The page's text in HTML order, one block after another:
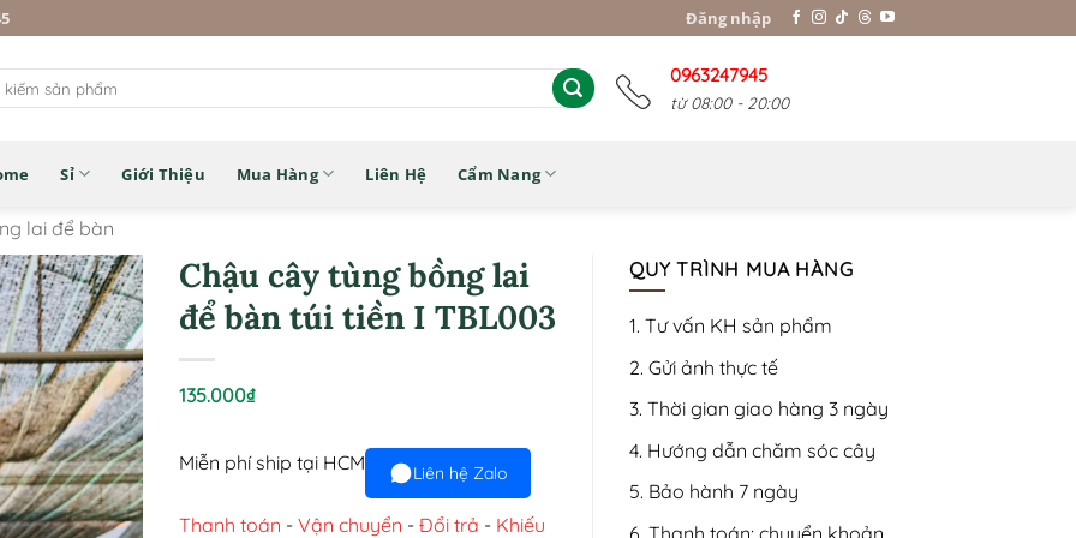
Đăng nhập
0963247945
từ 08:00 - 20:00
Sỉ Giới Thiệu Mua Hàng Liên Hệ Cẩm Nang
lai để bàn
Chậu cây tùng bồng lai
để bàn túi tiền I TBL003
135.000₫
Liên hệ Zalo
Miễn phí ship tại HCM
Thanh toán - Vận chuyển - Đổi trả - Khiếu
QUY TRÌNH MUA HÀNG
1. Tư vấn KH sản phẩm
2. Gửi ảnh thực tế
3. Thời gian giao hàng 3 ngày
4. Hướng dẫn chăm sóc cây
5. Bảo hành 7 ngày
6. Thanh toán: chuyển khoản,